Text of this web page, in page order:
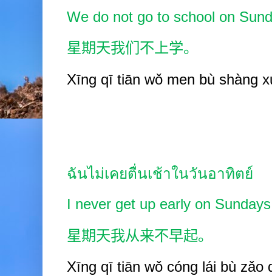
We do not go to school on
星期天我们不上学。
Xīng qī tiān wǒ men bù shàng
ฉันไม่เคยตื่นเช้าในวันอาทิตย์
I never get up early on
星期天我从来不早起。
Xīng qī tiān wǒ cóng lái bù zǎo